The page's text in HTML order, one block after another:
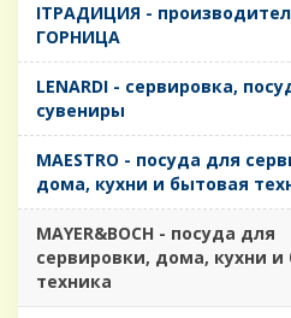
IТРАДИЦИЯ -
ГОРНИЦА
LENARDI - сервировка,
сувениры
MAESTRO - посуда для
дома, кухни и бытовая
MAYER&BOCH - посуда для
сервировки, дома, кухни и
техника